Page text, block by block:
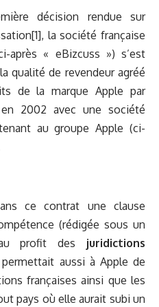
décision rendue sur
[1], la société française
après « eBizcuss ») s’est
qualité de revendeur agréé
de la marque Apple par
2002 avec une société
au groupe Apple (ci-
ce contrat une clause
(rédigée sous un
profit des juridictions
aussi à Apple de
françaises ainsi que les
pays où elle aurait subi un